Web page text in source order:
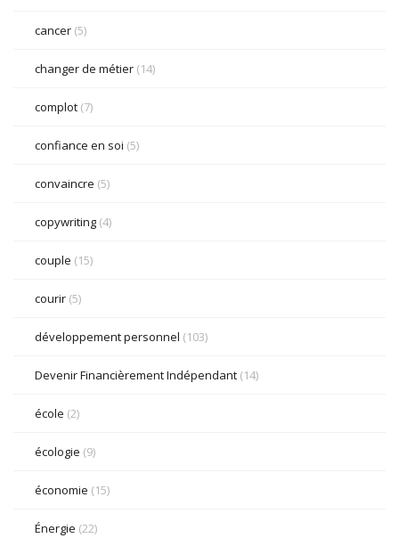
cancer (5)
changer de métier (14)
complot (7)
confiance en soi (5)
convaincre (5)
copywriting (4)
couple (15)
courir (5)
développement personnel (103)
Devenir Financièrement Indépendant (14)
école (2)
écologie (9)
économie (15)
Énergie (22)